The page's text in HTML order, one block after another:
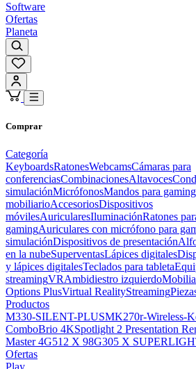
Software
Ofertas
Planeta
Comprar
Categoría
KeyboardsRatonesWebcamsCámaras para
conferenciasCombinacionesAltavoces
simulaciónMicrófonosMandos para gaming
mobiliarioAccesoriosDispositivos
móvilesAuricularesIluminaciónRatones
gamingAuriculares con micrófono para
simulaciónDispositivos de presentación
en la nubeSuperventasLápices digitales
y lápices digitalesTeclados para tableta
streamingVRAmbidiestro izquierdo
Options PlusVirtual RealityStreaming
Productos
M330-SILENT-PLUSMK270r-Wireless-
ComboBrio 4KSpotlight 2 Presentation
Master 4G512 X 98G305 X
Ofertas
Play